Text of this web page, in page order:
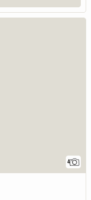
4